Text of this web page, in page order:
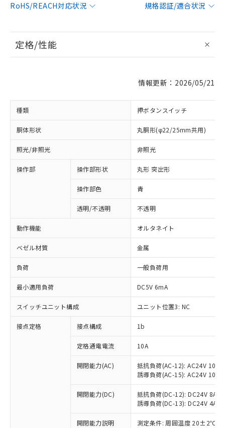
RoHS/REACH対応状況
規格認証/適合状況
定格/性能
情報更新：2026/05/21
種類 押ボタンスイッチ
胴体形状 丸胴形(φ22/25mm共用)
照光/非照光 非照光
操作部 操作部形状 丸形 突出形
操作部色 青
透明/不透明 不透明
動作機能 オルタネイト
ベゼル材質 金属
負荷 一般負荷用
最小適用負荷 DC5V 6mA
スイッチユニット構成 ユニット位置3: NC
接点定格 接点構成 1b
定格通電電流 10A
開閉能力(AC)
抵抗負荷(AC-12): AC24V 10A/
誘導負荷(AC-15): AC24V
開閉能力(DC)
抵抗負荷(DC-12): DC24V 8A/
誘導負荷(DC-13): DC24V 4A/
開閉能力説明 測定条件: 周囲温度 20±2℃、
※1 対応状況
対応済み：EU RoHS指令（10物質）の
非含有に対応した製品が提供可能な商品で
対応予定：EU RoHS指令（10物質）の非含
有に対応した製品に切り替える予定のある